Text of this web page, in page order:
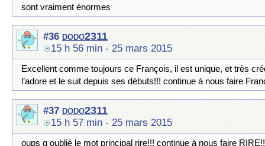
sont vraiment énormes
#36 dodo2311
15 h 56 min - 25 mars 2015
Excellent comme toujours ce François, il est unique, et très
l’adore et le suit depuis ses débuts!!! continue à nous faire
#37 dodo2311
15 h 57 min - 25 mars 2015
oups g oublié le mot principal rire!!! continue à nous faire